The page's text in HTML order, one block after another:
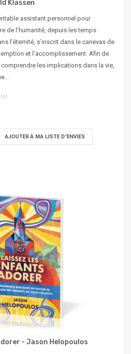
Klassen
assistant personnel pour
de l’humanité, depuis les temps
l’éternité, s’inscrit dans le canevas de
et l’accomplissement. Afin de
les implications dans la vie,
AJOUTER À MA LISTE D'ENVIES
- Jason Helopoulos